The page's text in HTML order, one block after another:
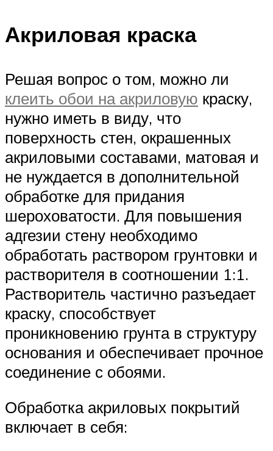
Акриловая краска
Решая вопрос о том, можно ли
клеить обои на акриловую краску,
нужно иметь в виду, что
поверхность стен, окрашенных
акриловыми составами, матовая и
не нуждается в дополнительной
обработке для придания
шероховатости. Для повышения
адгезии стену необходимо
обработать раствором грунтовки и
растворителя в соотношении 1:1.
Растворитель частично разъедает
краску, способствует
проникновению грунта в структуру
основания и обеспечивает прочное
соединение с обоями.
Обработка акриловых покрытий
включает в себя: